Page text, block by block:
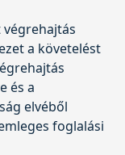
végrehajtás
a követelést
és a
elvéből
foglalási